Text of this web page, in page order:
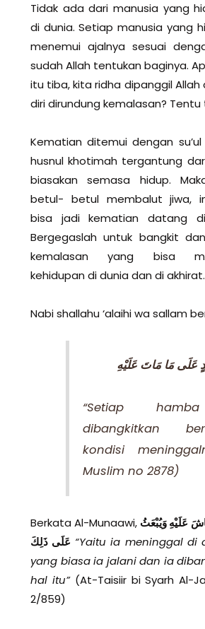
Tidak ada dari manusia yang
di dunia. Setiap manusia yang
menemui ajalnya sesuai
sudah Allah tentukan baginya.
itu tiba, kita ridha dipanggil
diri dirundung kemalasan? Tentu
Kematian ditemui dengan
husnul khotimah tergantung
biasakan semasa hidup.
betul- betul membalut jiwa,
bisa jadi kematian datang
Bergegaslah untuk bangkit
kemalasan yang bisa
kehidupan di dunia dan di akhirat.
Nabi shallahu ‘alaihi wa sallam
عَلَى مَا مَاتَ عَلَيْهِ
“Setiap
dibangkitkan
kondisi
Muslim no 2878)
Berkata Al-Munaawi, عَلَيْهِ وَيُبْعَثُ
عَلَى ذَلِكَ “Yaitu ia meninggal di
yang biasa ia jalani dan ia
hal itu”(At-Taisiir bi Syarh Al-
2/859)